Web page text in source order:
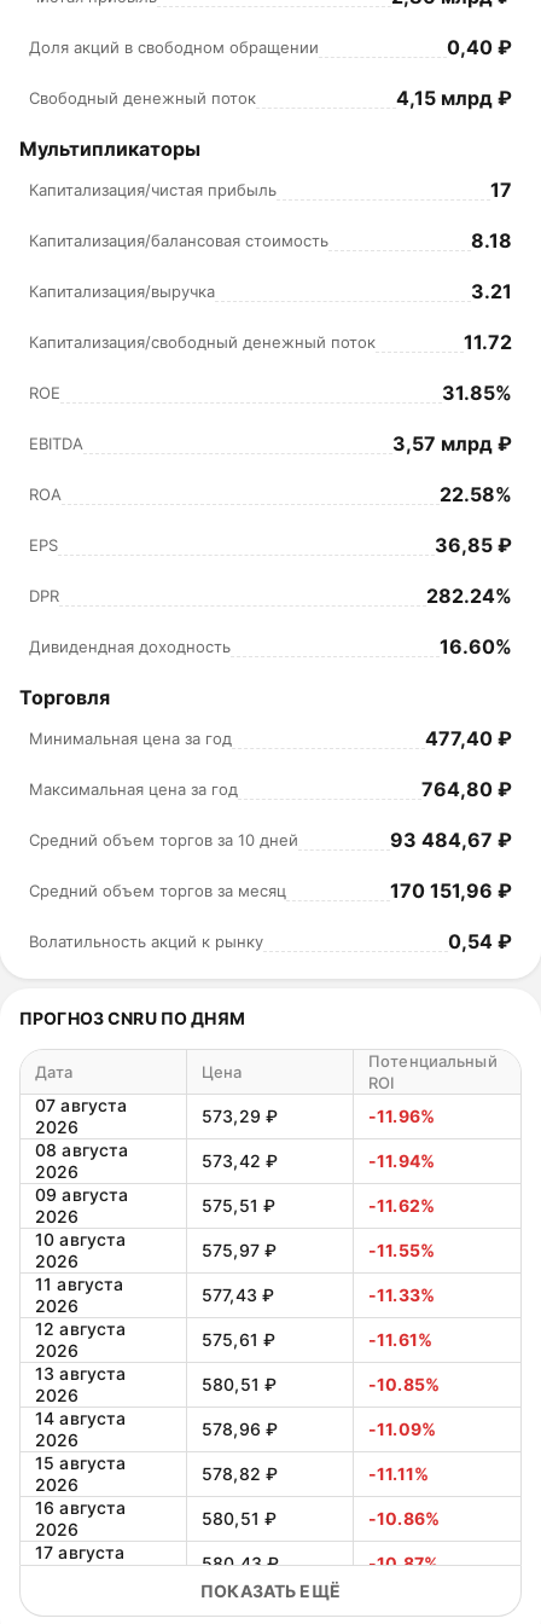
Доля акций в свободном обращении 0,40 ₽
Свободный денежный поток 4,15 млрд ₽
Мультипликаторы
Капитализация/чистая прибыль 17
Капитализация/балансовая стоимость 8.18
Капитализация/выручка 3.21
Капитализация/свободный денежный поток 11.72
ROE 31.85%
EBITDA 3,57 млрд ₽
ROA 22.58%
EPS 36,85 ₽
DPR 282.24%
Дивидендная доходность 16.60%
Торговля
Минимальная цена за год 477,40 ₽
Максимальная цена за год 764,80 ₽
Средний объем торгов за 10 дней 93 484,67 ₽
Средний объем торгов за месяц 170 151,96 ₽
Волатильность акций к рынку 0,54 ₽
ПРОГНОЗ CNRU ПО ДНЯМ
Дата Цена
Потенциальный
ROI
07 августа
2026
573,29 ₽
-11.96%
08 августа
2026
573,42 ₽
-11.94%
09 августа
2026
575,51 ₽
-11.62%
10 августа
2026
575,97 ₽
-11.55%
11 августа
2026
577,43 ₽
-11.33%
12 августа
2026
575,61 ₽
-11.61%
13 августа
2026
580,51 ₽
-10.85%
14 августа
2026
578,96 ₽
-11.09%
15 августа
2026
578,82 ₽
-11.11%
16 августа
2026
580,51 ₽
-10.86%
17 августа
580,43 ₽
-10.87%
2026
ПОКАЗАТЬ ЕЩЁ